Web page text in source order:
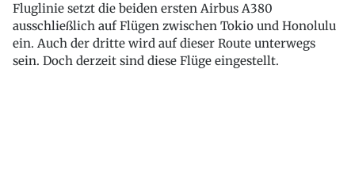
Fluglinie setzt die beiden ersten Airbus A380
ausschließlich auf Flügen zwischen Tokio und Honolulu
ein. Auch der dritte wird auf dieser Route unterwegs
sein. Doch derzeit sind diese Flüge eingestellt.